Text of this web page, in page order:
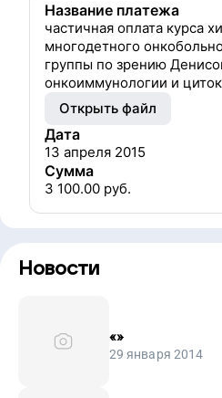
Название платежа
частичная оплата курса
многодетного
группы по зрению
онкоиммунологии и
Открыть файл
Дата
13 апреля 2015
Сумма
3 100.00 руб.
Новости
«»
29 января 2014